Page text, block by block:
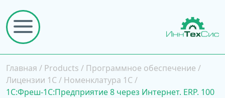
Главная / Products / Программное обеспечение /
Лицензии 1С / Номенклатура 1С /
1C:Фреш-1C:Предприятие 8 через Интернет. ERP. 100